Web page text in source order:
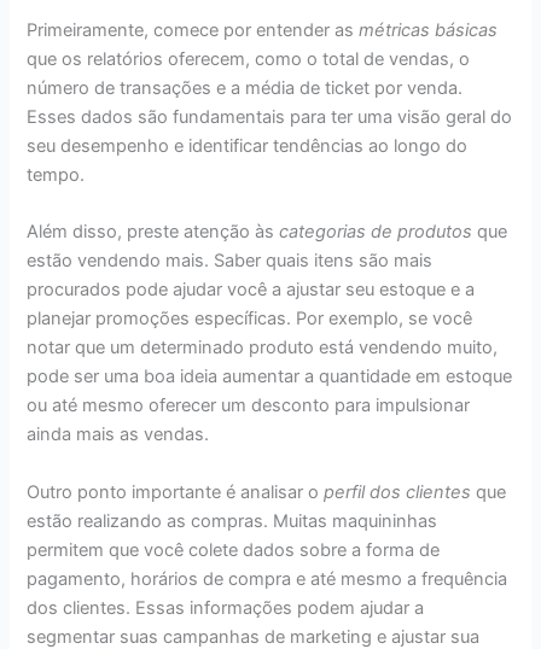
Primeiramente, comece por entender asmétricas básicas
que os relatórios oferecem, como o total de vendas, o
número de transações e a média de ticket por venda.
Esses dados são fundamentais para ter uma visão geral do
seu desempenho e identificar tendências ao longo do
tempo.
Além disso, preste atenção àscategorias de produtos que
estão vendendo mais. Saber quais itens são mais
procurados pode ajudar você a ajustar seu estoque e a
planejar promoções específicas. Por exemplo, se você
notar que um determinado produto está vendendo muito,
pode ser uma boa ideia aumentar a quantidade em estoque
ou até mesmo oferecer um desconto para impulsionar
ainda mais as vendas.
Outro ponto importante é analisar operfil dos clientes que
estão realizando as compras. Muitas maquininhas
permitem que você colete dados sobre a forma de
pagamento, horários de compra e até mesmo a frequência
dos clientes. Essas informações podem ajudar a
segmentar suas campanhas de marketing e ajustar sua